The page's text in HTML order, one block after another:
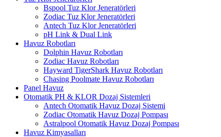
Bspool Tuz Klor Jeneratörleri
Zodiac Tuz Klor Jeneratörleri
Antech Tuz Klor Jeneratörleri
pH Link & Dual Link
Havuz Robotları
Dolphin Havuz Robotları
Zodiac Havuz Robotları
Hayward TigerShark Havuz Robotları
Chasing Poolmate Havuz Robotları
Panel Havuz
Otomatik PH & KLOR Dozaj Sistemleri
Antech Otomatik Havuz Dozaj Sistemi
Zodiac Otomatik Havuz Dozaj Pompası
Astralpool Otomatik Havuz Dozaj Pompası
Havuz Kimyasalları